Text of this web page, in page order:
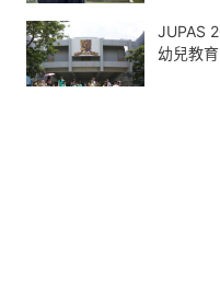
JUPAS
幼兒教